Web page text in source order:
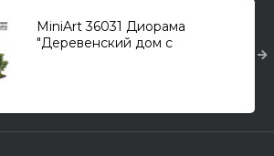
MiniArt 36031 Диорама
"Деревенский дом с